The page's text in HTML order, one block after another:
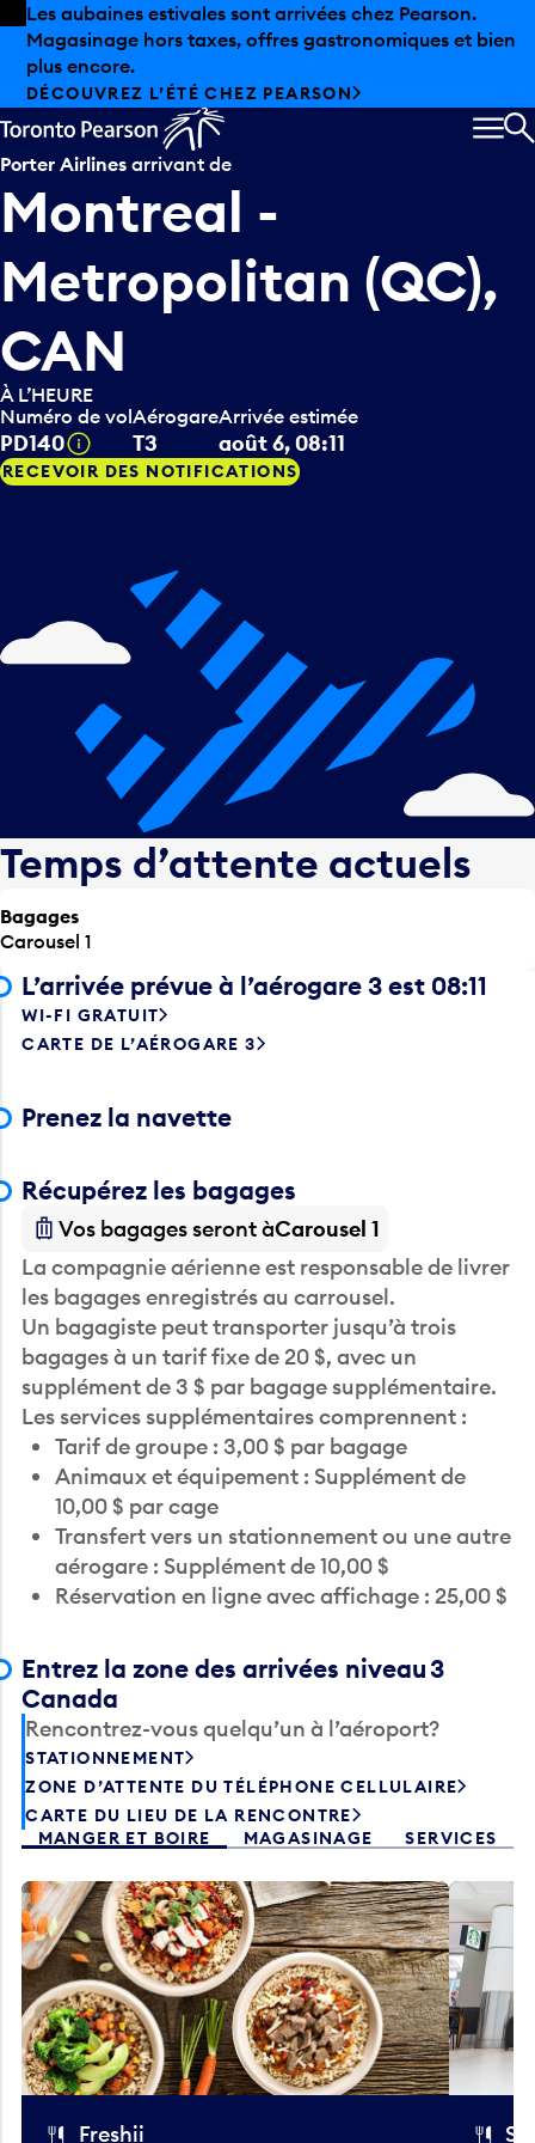
Skip to offers
Passer au contenu principal
Les aubaines estivales sont arrivées chez Pearson.
Magasinage hors taxes, offres gastronomiques et bien
plus encore.
DÉCOUVREZ L’ÉTÉ CHEZ PEARSON
Porter Airlines arrivant de
Montreal -
Metropolitan (QC),
CAN
À L’HEURE
Numéro de vol
PD140 Infobulle
Aérogare
T3
Arrivée estimée
août 6, 08:11
RECEVOIR DES NOTIFICATIONS
Temps d’attente actuels
Bagages
Carousel 1
L’arrivée prévue à l’aérogare 3 est 08:11
WI-FI GRATUIT
CARTE DE L’AÉROGARE 3
Prenez la navette
Récupérez les bagages
Vos bagages seront àCarousel 1
La compagnie aérienne est responsable de livrer
les bagages enregistrés au carrousel.
Un bagagiste peut transporter jusqu’à trois
bagages à un tarif fixe de 20 $, avec un
supplément de 3 $ par bagage supplémentaire.
Les services supplémentaires comprennent :
Tarif de groupe : 3,00 $ par bagage
Animaux et équipement : Supplément de
10,00 $ par cage
Transfert vers un stationnement ou une autre
aérogare : Supplément de 10,00 $
Réservation en ligne avec affichage : 25,00 $
Entrez la zone des arrivées niveau 3
Canada
Rencontrez-vous quelqu’un à l’aéroport?
STATIONNEMENT
ZONE D’ATTENTE DU TÉLÉPHONE CELLULAIRE
CARTE DU LIEU DE LA RENCONTRE
MANGER ET BOIRE
MAGASINAGE SERVICES
Freshii